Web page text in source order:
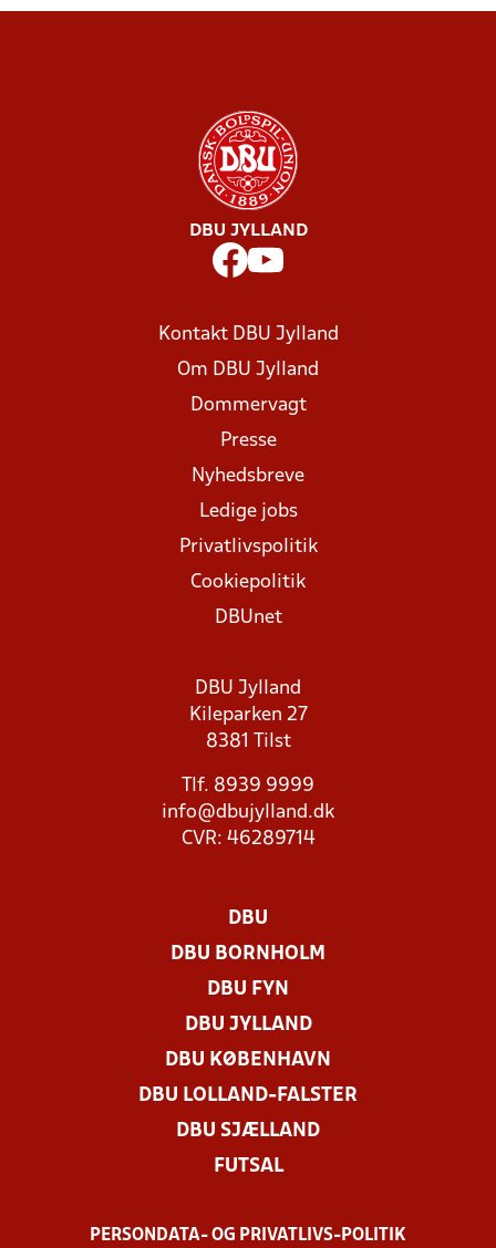
DBU JYLLAND
Kontakt DBU Jylland
Om DBU Jylland
Dommervagt
Presse
Nyhedsbreve
Ledige jobs
Privatlivspolitik
Cookiepolitik
DBUnet
DBU Jylland
Kileparken 27
8381 Tilst
Tlf. 8939 9999
info@dbujylland.dk
CVR: 46289714
DBU
DBU BORNHOLM
DBU FYN
DBU JYLLAND
DBU KØBENHAVN
DBU LOLLAND-FALSTER
DBU SJÆLLAND
FUTSAL
PERSONDATA- OG PRIVATLIVS-POLITIK